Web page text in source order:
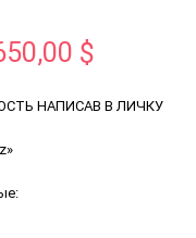
$
НАПИСАВ В ЛИЧКУ